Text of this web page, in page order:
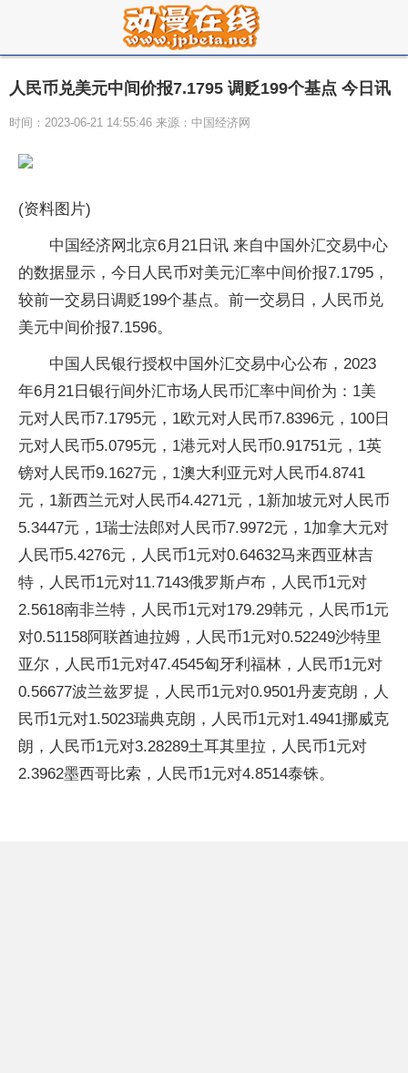
人民币兑美元中间价报7.1795 调贬199个基点 今日讯
时间：2023-06-21 14:55:46 来源：中国经济网
(资料图片)
中国经济网北京6月21日讯 来自中国外汇交易中心
的数据显示，今日人民币对美元汇率中间价报7.1795，
较前一交易日调贬199个基点。前一交易日，人民币兑
美元中间价报7.1596。
中国人民银行授权中国外汇交易中心公布，2023
年6月21日银行间外汇市场人民币汇率中间价为：1美
元对人民币7.1795元，1欧元对人民币7.8396元，100日
元对人民币5.0795元，1港元对人民币0.91751元，1英
镑对人民币9.1627元，1澳大利亚元对人民币4.8741
元，1新西兰元对人民币4.4271元，1新加坡元对人民币
5.3447元，1瑞士法郎对人民币7.9972元，1加拿大元对
人民币5.4276元，人民币1元对0.64632马来西亚林吉
特，人民币1元对11.7143俄罗斯卢布，人民币1元对
2.5618南非兰特，人民币1元对179.29韩元，人民币1元
对0.51158阿联酋迪拉姆，人民币1元对0.52249沙特里
亚尔，人民币1元对47.4545匈牙利福林，人民币1元对
0.56677波兰兹罗提，人民币1元对0.9501丹麦克朗，人
民币1元对1.5023瑞典克朗，人民币1元对1.4941挪威克
朗，人民币1元对3.28289土耳其里拉，人民币1元对
2.3962墨西哥比索，人民币1元对4.8514泰铢。